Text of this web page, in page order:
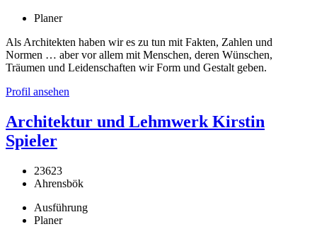
Planer
Als Architekten haben wir es zu tun mit Fakten, Zahlen und
Normen … aber vor allem mit Menschen, deren Wünschen,
Träumen und Leidenschaften wir Form und Gestalt geben.
Profil ansehen
Architektur und Lehmwerk Kirstin
Spieler
23623
Ahrensbök
Ausführung
Planer